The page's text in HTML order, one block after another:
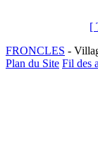
[
FRONCLES -
Plan du Site Fil des